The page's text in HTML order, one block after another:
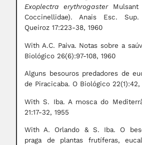
Exoplectra erythrogasterMulsant
Coccinellidae). Anais Esc.
Queiroz 17:223-38, 1960
With A.C. Paiva. Notas sobre a
Biológico 26(6):97-108, 1960
Alguns besouros predadores de
de Piracicaba. O Biológico 22(1):42,
With S. Iba. A mosca do
21:17-32, 1955
With A. Orlando & S. Iba. O
praga de plantas frutíferas,